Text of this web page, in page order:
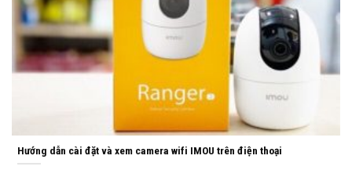
Hướng dẫn cài đặt và xem camera wifi IMOU trên điện thoại